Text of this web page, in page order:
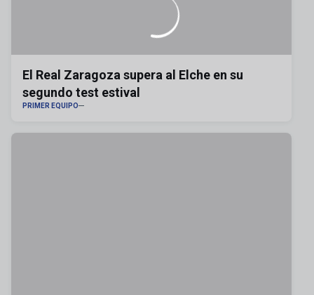
El Real Zaragoza supera al Elche en su
segundo test estival
PRIMER EQUIPO